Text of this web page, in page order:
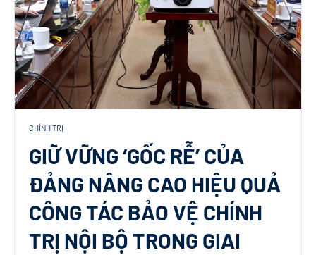
CHÍNH TRỊ
GIỮ VỮNG ‘GỐC RỄ’ CỦA
ĐẢNG NÂNG CAO HIỆU QUẢ
CÔNG TÁC BẢO VỆ CHÍNH
TRỊ NỘI BỘ TRONG GIAI